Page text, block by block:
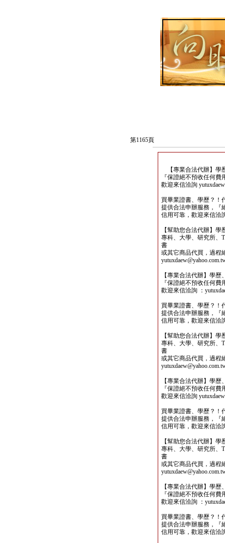
第1165頁
【專業合法代辦】學
『保證絕不預收任何
歡迎來信洽詢
買畢業證書、學歷？！
提供合法申辦服務，『
信用可靠，歡迎來信洽
【幫助您合法代辦】
專科、大學、研究所、
書
或其它商品代買，過程
【專業合法代辦】學
『保證絕不預收任何
歡迎來信洽詢 ：
買畢業證書、學歷？！
提供合法申辦服務，『
信用可靠，歡迎來信洽
【幫助您合法代辦】
專科、大學、研究所、
書
或其它商品代買，過程
【專業合法代辦】學
『保證絕不預收任何
歡迎來信洽詢
買畢業證書、學歷？！
提供合法申辦服務，『
信用可靠，歡迎來信洽
【幫助您合法代辦】
專科、大學、研究所、
書
或其它商品代買，過程
【專業合法代辦】學
『保證絕不預收任何
歡迎來信洽詢 ：
買畢業證書、學歷？！
提供合法申辦服務，『
信用可靠，歡迎來信洽